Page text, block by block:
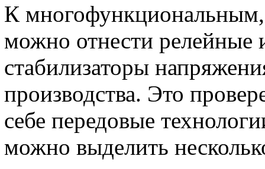
К многофункциональным,
можно отнести релейные
стабилизаторы
производства. Это
себе передовые
можно выделить